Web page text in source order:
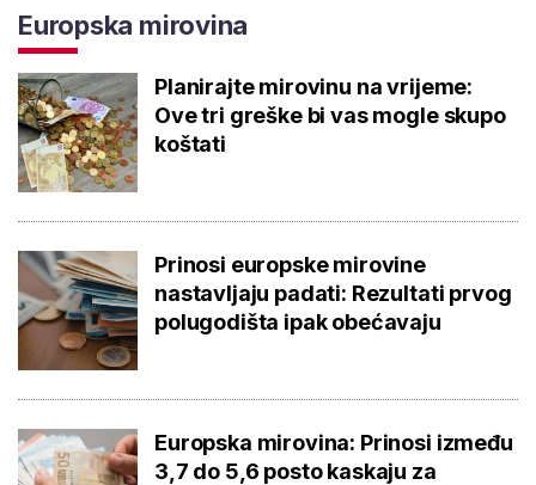
Europska mirovina
Planirajte mirovinu na vrijeme:
Ove tri greške bi vas mogle skupo
koštati
Prinosi europske mirovine
nastavljaju padati: Rezultati prvog
polugodišta ipak obećavaju
Europska mirovina: Prinosi između
3,7 do 5,6 posto kaskaju za